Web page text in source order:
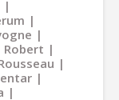
Robert